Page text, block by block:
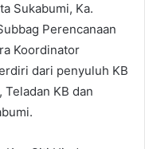
Sukabumi, Ka.
Perencanaan
Koordinator
dari penyuluh KB
Teladan KB dan